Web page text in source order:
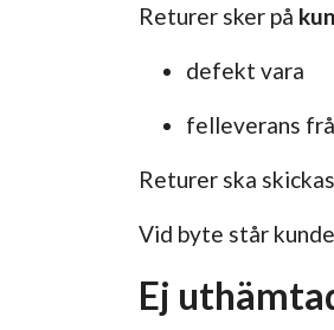
Returer sker på
defekt vara
felleverans
Returer ska
Vid byte står
Ej